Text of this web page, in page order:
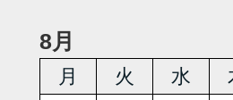
8月
月 火 水